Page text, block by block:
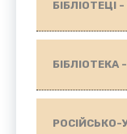
БІБЛІОТЕЦІ
БІБЛІОТЕКА
РОСІЙСЬКО-